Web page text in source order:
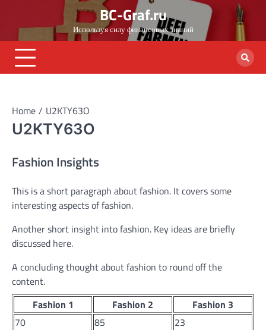
content
BC-Graf.ru
Используя силу финансовых знаний
Home U2KTY63O
U2KTY63O
Fashion Insights
This is a short paragraph about fashion. It covers some
interesting aspects of fashion.
Another short insight into fashion. Key ideas are briefly
discussed here.
A concluding thought about fashion to round off the
content.
Fashion 1
Fashion 2
Fashion 3
70
85
23